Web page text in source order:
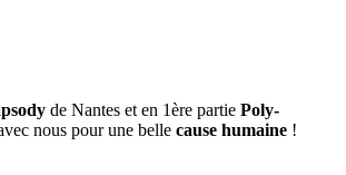
de Nantes et en 1ère partie Poly-
nous pour une belle cause humaine !